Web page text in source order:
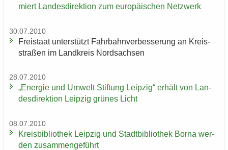
miert Lan­des­di­rek­ti­on zum eu­ro­päi­schen Netz­werk
30.07.2010
Frei­staat un­ter­stützt Fahr­bahn­ver­bes­se­rung an Kreis­
stra­ßen im Land­kreis Nord­sach­sen
28.07.2010
„En­er­gie und Um­welt Stif­tung Leip­zig“ er­hält von Lan­
des­di­rek­ti­on Leip­zig grü­nes Licht
08.07.2010
Kreis­bi­blio­thek Leip­zig und Stadt­bi­blio­thek Borna wer­
den zu­sam­men­ge­führt